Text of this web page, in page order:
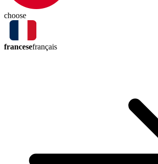
choose
francesefrançais